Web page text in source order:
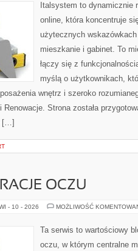
Italsystem to dynamicznie
online, która koncentruje
użytecznych
mieszkanie i gabinet. To
łączy się z
myślą o użytkownikach,
wnętrz i szeroko
Strona została
[…]
OCZU
- 10 - 2026 MOŻLIWOŚĆ
Ta serwis to wartościowy
oczu, w którym centralne